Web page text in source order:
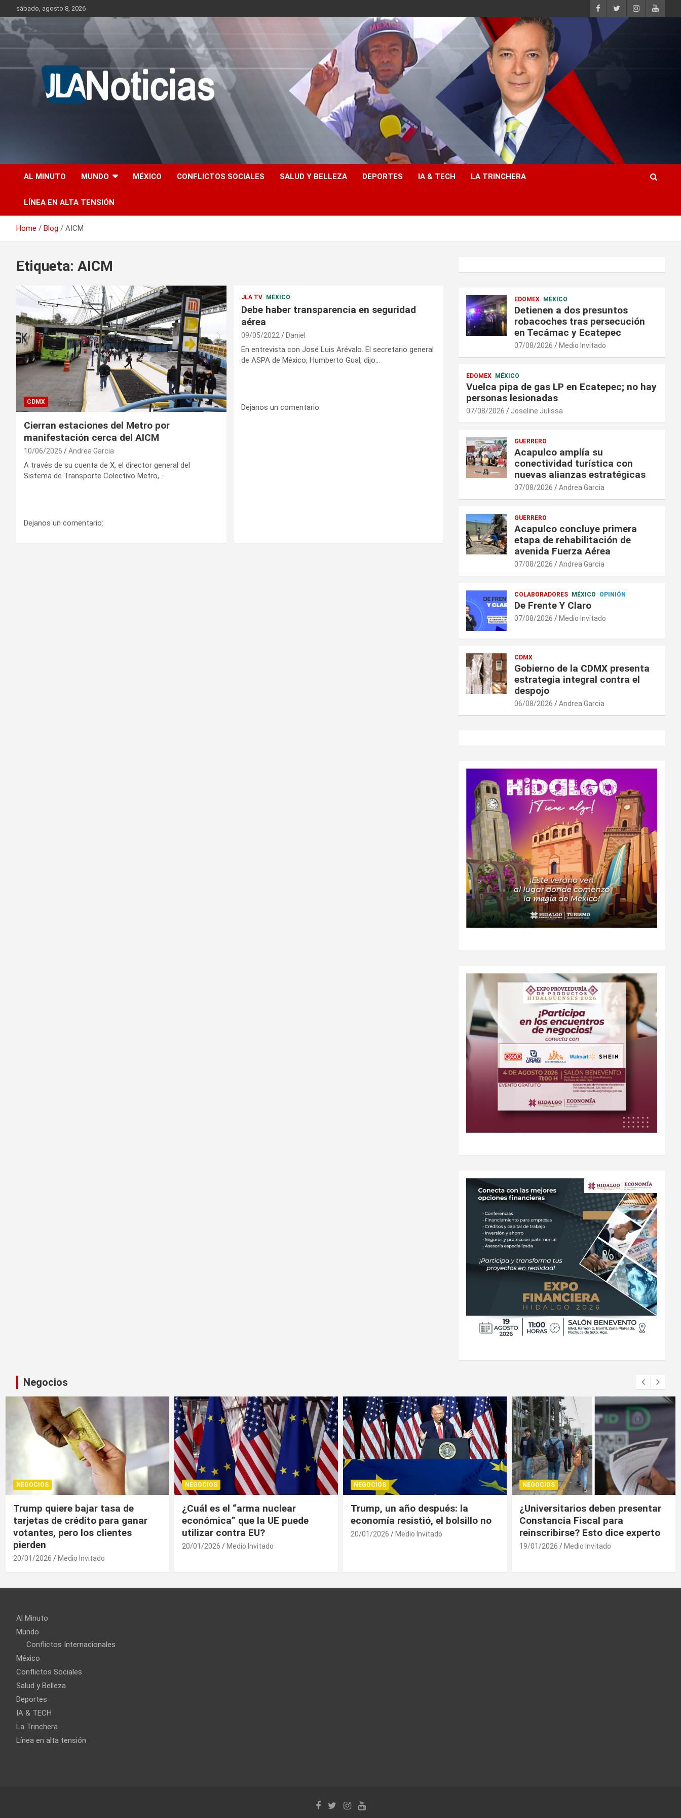
to
content
sábado, agosto 8, 2026
Jlanoticias
AL MINUTO MUNDO MÉXICO CONFLICTOS SOCIALES SALUD Y BELLEZA DEPORTES IA & TECH LA TRINCHERA
LÍNEA EN ALTA TENSIÓN
Home Blog AICM
Etiqueta: AICM
CDMX
Cierran estaciones del Metro por
manifestación cerca del AICM
10/06/2026 Andrea Garcia
A través de su cuenta de X, el director general del
Sistema de Transporte Colectivo Metro,…
Dejanos un comentario:
JLA TV MÉXICO
Debe haber transparencia en seguridad
aérea
09/05/2022 Daniel
En entrevista con José Luis Arévalo. El secretario general
de ASPA de México, Humberto Gual, dijo…
Dejanos un comentario:
EDOMEX MÉXICO
Detienen a dos presuntos
robacoches tras persecución
en Tecámac y Ecatepec
07/08/2026 Medio Invitado
EDOMEX MÉXICO
Vuelca pipa de gas LP en Ecatepec; no hay
personas lesionadas
07/08/2026 Joseline Julissa
GUERRERO
Acapulco amplía su
conectividad turística con
nuevas alianzas estratégicas
07/08/2026 Andrea Garcia
GUERRERO
Acapulco concluye primera
etapa de rehabilitación de
avenida Fuerza Aérea
07/08/2026 Andrea Garcia
COLABORADORES MÉXICO OPINIÓN
De Frente Y Claro
07/08/2026 Medio Invitado
CDMX
Gobierno de la CDMX presenta
estrategia integral contra el
despojo
06/08/2026 Andrea Garcia
Negocios
NEGOCIOS
¿Cuál es el “arma nuclear
económica” que la UE puede
utilizar contra EU?
20/01/2026
NEGOCIOS
Trump, un año después: la
economía resistió, el bolsillo no
20/01/2026 Medio Invitado
NEGOCIOS
¿Universitarios deben presentar
Constancia Fiscal para
reinscribirse? Esto dice experto
NEGOCIOS
Trump contiene el déficit
comercial de bienes, pero sin
descenso
19/01/2026 Medio Invitado
Al Minuto
Mundo
Conflictos Internacionales
México
Conflictos Sociales
Salud y Belleza
Deportes
IA & TECH
La Trinchera
Línea en alta tensión